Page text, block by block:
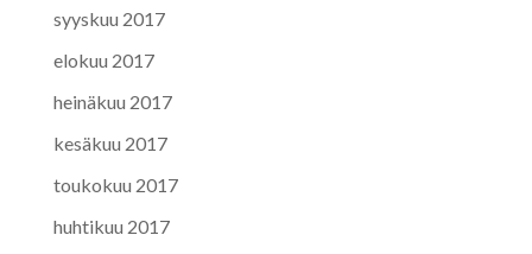
syyskuu 2017
elokuu 2017
heinäkuu 2017
kesäkuu 2017
toukokuu 2017
huhtikuu 2017